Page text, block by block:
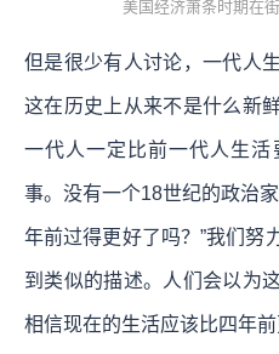
美国经济萧条时期在
但是很少有人讨论，一代人
这在历史上从来不是什么新
一代人一定比前一代人生
事。没有一个18世纪的政治
年前过得更好了吗？”我们努
到类似的描述。人们会以为
相信现在的生活应该比四年前